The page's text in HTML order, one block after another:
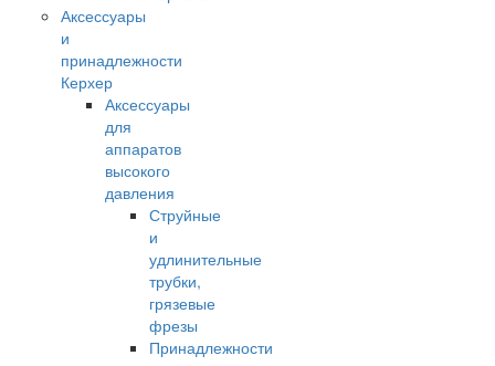
Аксессуары
и
принадлежности
Керхер
Аксессуары
для
аппаратов
высокого
давления
Струйные
и
удлинительные
трубки,
грязевые
фрезы
Принадлежности